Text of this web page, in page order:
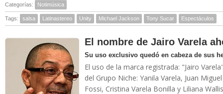
Categorías: Notimúsica
Tags: salsa Latinastereo Unity Michael Jackson Tony Sucar Espectáculos
El nombre de Jairo Varela
Su uso exclusivo quedó en cabeza de sus
El uso de la marca registrada: "Jairo
del Grupo Niche: Yanila Varela, Juan
Fossi, Cristina Varela Bonilla y Liliana